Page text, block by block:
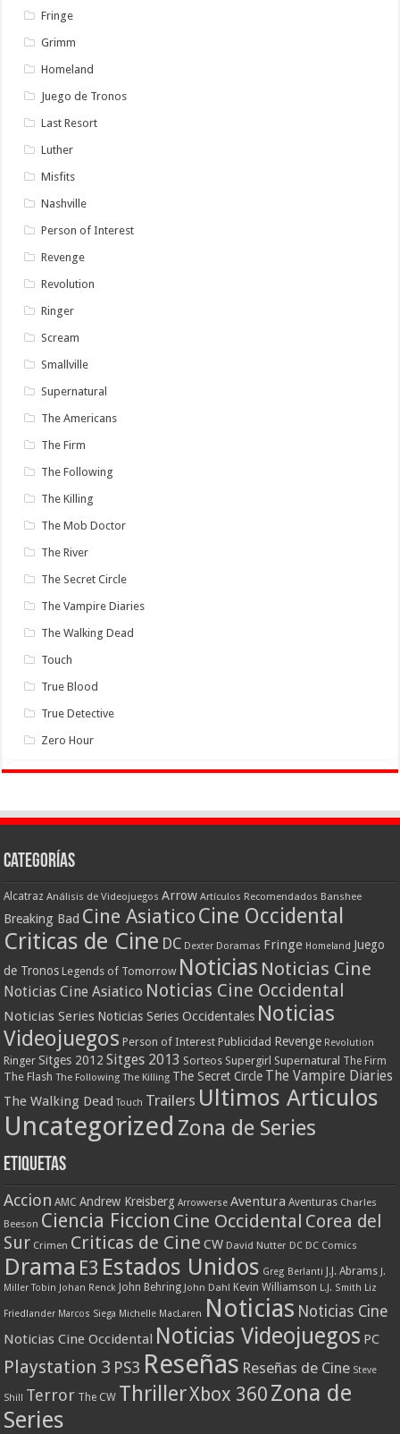
Fringe
Grimm
Homeland
Juego de Tronos
Last Resort
Luther
Misfits
Nashville
Person of Interest
Revenge
Revolution
Ringer
Scream
Smallville
Supernatural
The Americans
The Firm
The Following
The Killing
The Mob Doctor
The River
The Secret Circle
The Vampire Diaries
The Walking Dead
Touch
True Blood
True Detective
Zero Hour
Categorías
Alcatraz Análisis de Videojuegos Arrow Artículos Recomendados Banshee
Breaking Bad Cine AsiaticoCine Occidental
Criticas de Cine DC Dexter Doramas Fringe Homeland Juego
de Tronos Legends of Tomorrow Noticias Noticias Cine
Noticias Cine Asiatico Noticias Cine Occidental
Noticias Series Noticias Series Occidentales Noticias
Videojuegos Person of Interest Publicidad Revenge Revolution
Ringer Sitges 2012 Sitges 2013 Sorteos Supergirl Supernatural The Firm
The Flash The Following The Killing The Secret Circle The Vampire Diaries
The Walking Dead Touch Trailers Ultimos Articulos
Uncategorized Zona de Series
Etiquetas
Accion AMC Andrew Kreisberg Arrowverse Aventura Aventuras Charles
Beeson Ciencia Ficcion Cine Occidental Corea del
Sur Crimen Criticas de Cine CW David Nutter DC DC Comics
Drama E3 Estados Unidos Greg Berlanti J.J. Abrams J.
Miller Tobin Johan Renck John Behring John Dahl Kevin Williamson L.J. Smith Liz
Friedlander Marcos Siega Michelle MacLaren Noticias Noticias Cine
Noticias Cine Occidental Noticias Videojuegos PC
Playstation 3 PS3 Reseñas Reseñas de Cine Steve
Shill Terror The CW ThrillerXbox 360 Zona de
Series